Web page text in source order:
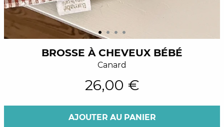
BROSSE À CHEVEUX BÉBÉ
Canard
26,00 €
AJOUTER AU PANIER